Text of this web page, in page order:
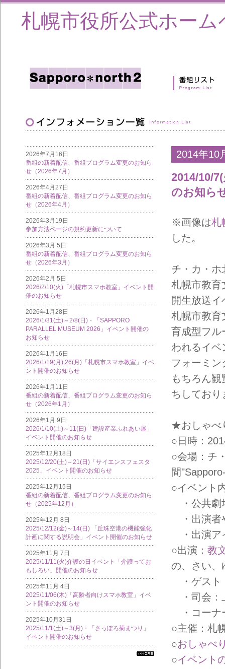
札幌市役所公式ホーム
2026年7月16日
番組の新着配信、番組プログラム変更のお知ら
せ（2026年7月）
2026年4月27日
番組の新着配信、番組プログラム変更のお知ら
せ（2026年4月）
2026年3月19日
参加方法ページの規約更新について
2026年3月 5日
番組の新着配信、番組プログラム変更のお知ら
せ（2026年3月）
2026年2月 5日
2026/2/10(火)「札幌市スマホ教室」イベント開
催のお知らせ
2026年1月28日
2026/1/31(土)～2/8(日)・「SAPPORO
PARALLEL MUSEUM 2026」イベント開催の
お知らせ
2026年1月16日
2026/1/19(月),26(月)「札幌市スマホ教室」イベ
ント開催のお知らせ
2026年1月11日
番組の新着配信、番組プログラム変更のお知ら
せ（2026年1月）
2026年1月 9日
2026/1/10(土)～11(日)「建設産業ふれあい展」
イベント開催のお知らせ
2025年12月18日
2025/12/20(土)～21(日)「サイエンスフェスタ
2025」イベント開催のお知らせ
2025年12月15日
番組の新着配信、番組プログラム変更のお知ら
せ（2025年12月）
2025年12月 8日
2025/12/12(金)～14(日) 「丘珠空港の機能強化
計画に関する説明会」イベント開催のお知らせ
2025年11月 7日
2025/11/11(火)介護の日イベント「介護ってお
もしろい」開催のお知らせ
2025年11月 4日
2025/11/06(木)「高齢者向けスマホ教室」イベ
ント開催のお知らせ
2025年10月31日
2025/11/1(土)～3(月)・「さっぽろ菊まつり」
イベント開催のお知らせ
2014年10
2014/10/
のお知ら
※画像は札
した。
チ・カ・ホ
札幌市教育
開生放送
札幌市教育
育成型フル
われるイベ
フォーミ
もちろん
ちしており
★おしゃべ
○日時：
○会場：チ
間
○イベント
・公共劇
・出演者
・出演ア
○出演： 教
の、さい、
・ゲスト
・司会：
・コーナ
○主催：札
○おしゃべ
○イベント